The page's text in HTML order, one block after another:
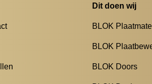
Dit doen wij
BLOK
BLOK
BLOK Doors